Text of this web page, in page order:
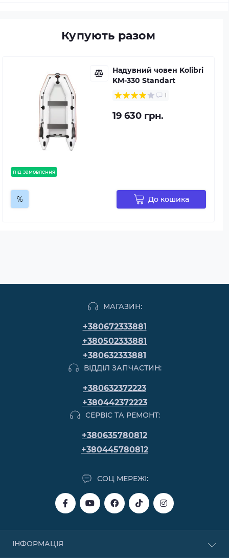
Купують разом
під замовлення
Надувний човен Kolibri
KM-330 Standart
1
19 630 грн.
До кошика
%
МАГАЗИН:
+380672333881
+380502333881
+380632333881
ВІДДІЛ ЗАПЧАСТИН:
+380632372223
+380442372223
СЕРВІС ТА РЕМОНТ:
+380635780812
+380445780812
СОЦ МЕРЕЖІ:
ІНФОРМАЦІЯ